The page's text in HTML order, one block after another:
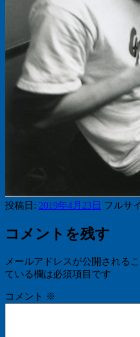
投稿日: 2019年4月23日 フルサ
コメントを残す
メールアドレスが公開される
ている欄は必須項目です
コメント ※